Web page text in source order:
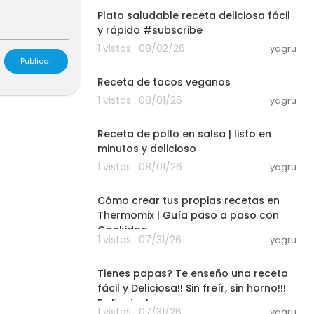
Plato saludable receta deliciosa fácil
y rápido #subscribe
1 vistas . 08/02/26
yagru
Receta de tacos veganos
1 vistas . 08/01/26
yagru
Receta de pollo en salsa | listo en
minutos y delicioso
1 vistas . 08/01/26
yagru
Cómo crear tus propias recetas en
Thermomix | Guía paso a paso con
Cookidoo
1 vistas . 07/31/26 yagru
Tienes papas? Te enseño una receta
fácil y Deliciosa!! Sin freír, sin horno!!!
En 5 minutos
Publicar